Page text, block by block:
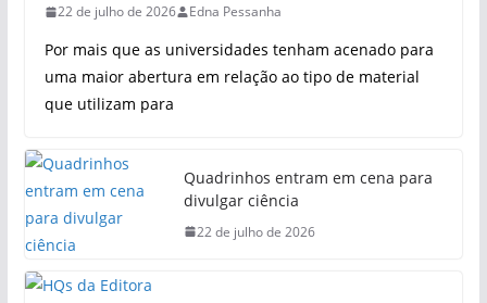
22 de julho de 2026 Edna Pessanha
Por mais que as universidades tenham acenado para
uma maior abertura em relação ao tipo de material
que utilizam para
Quadrinhos entram em cena para
divulgar ciência
22 de julho de 2026